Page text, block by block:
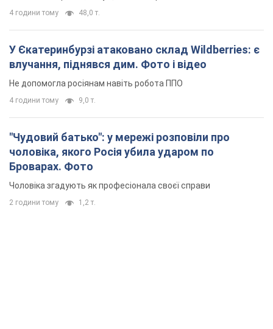
Броварах. Фото
Чоловіка згадують як професіонала своєї справи
2 години тому 1,2 т.